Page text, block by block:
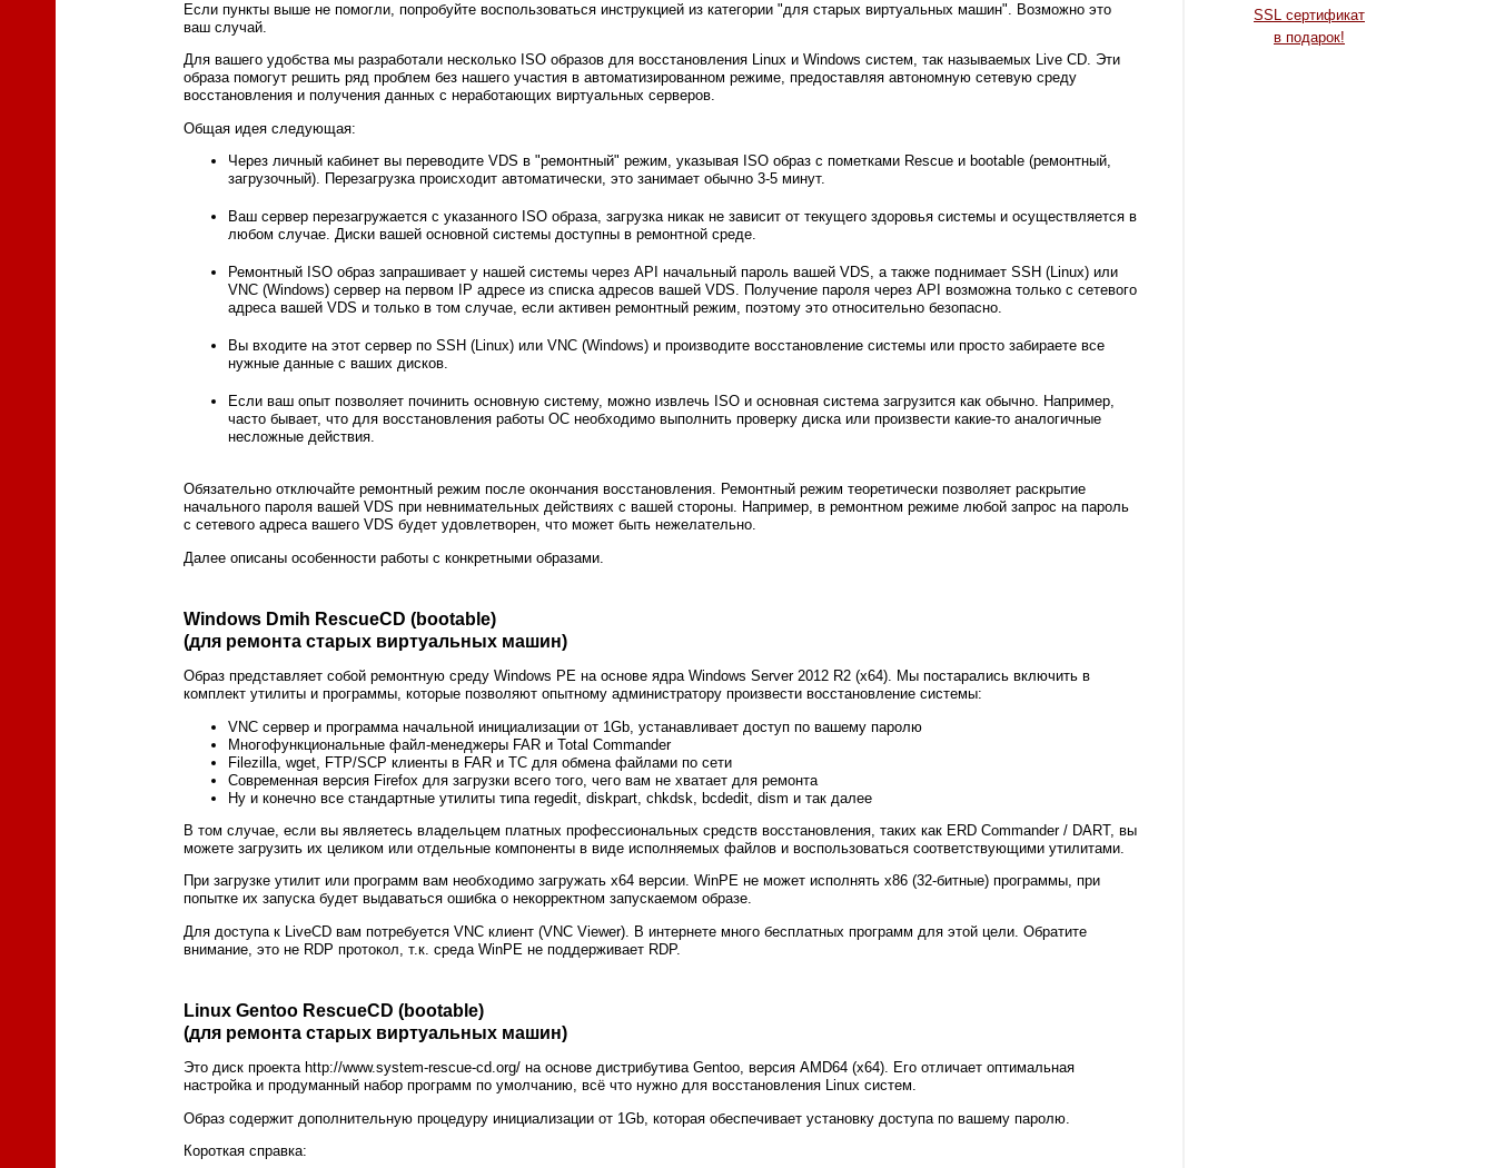
Если пункты выше не помогли, попробуйте воспользоваться инструкцией из категории "для старых виртуальных машин". Возможно это
ваш случай.
Для вашего удобства мы разработали несколько ISO образов для восстановления Linux и Windows систем, так называемых Live CD. Эти
образа помогут решить ряд проблем без нашего участия в автоматизированном режиме, предоставляя автономную сетевую среду
восстановления и получения данных с неработающих виртуальных серверов.
Общая идея следующая:
Через личный кабинет вы переводите VDS в "ремонтный" режим, указывая ISO образ с пометками Rescue и bootable (ремонтный,
загрузочный). Перезагрузка происходит автоматически, это занимает обычно 3-5 минут.
Ваш сервер перезагружается с указанного ISO образа, загрузка никак не зависит от текущего здоровья системы и осуществляется в
любом случае. Диски вашей основной системы доступны в ремонтной среде.
Ремонтный ISO образ запрашивает у нашей системы через API начальный пароль вашей VDS, а также поднимает SSH (Linux) или
VNC (Windows) сервер на первом IP адресе из списка адресов вашей VDS. Получение пароля через API возможна только с сетевого
адреса вашей VDS и только в том случае, если активен ремонтный режим, поэтому это относительно безопасно.
Вы входите на этот сервер по SSH (Linux) или VNC (Windows) и производите восстановление системы или просто забираете все
нужные данные с ваших дисков.
Если ваш опыт позволяет починить основную систему, можно извлечь ISO и основная система загрузится как обычно. Например,
часто бывает, что для восстановления работы ОС необходимо выполнить проверку диска или произвести какие-то аналогичные
несложные действия.
Обязательно отключайте ремонтный режим после окончания восстановления. Ремонтный режим теоретически позволяет раскрытие
начального пароля вашей VDS при невнимательных действиях с вашей стороны. Например, в ремонтном режиме любой запрос на пароль
с сетевого адреса вашего VDS будет удовлетворен, что может быть нежелательно.
Далее описаны особенности работы с конкретными образами.
Windows Dmih RescueCD (bootable)
(для ремонта старых виртуальных машин)
Образ представляет собой ремонтную среду Windows PE на основе ядра Windows Server 2012 R2 (x64). Мы постарались включить в
комплект утилиты и программы, которые позволяют опытному администратору произвести восстановление системы:
VNC сервер и программа начальной инициализации от 1Gb, устанавливает доступ по вашему паролю
Многофункциональные файл-менеджеры FAR и Total Commander
Filezilla, wget, FTP/SCP клиенты в FAR и TC для обмена файлами по сети
Современная версия Firefox для загрузки всего того, чего вам не хватает для ремонта
Ну и конечно все стандартные утилиты типа regedit, diskpart, chkdsk, bcdedit, dism и так далее
В том случае, если вы являетесь владельцем платных профессиональных средств восстановления, таких как ERD Commander / DART, вы
можете загрузить их целиком или отдельные компоненты в виде исполняемых файлов и воспользоваться соответствующими утилитами.
При загрузке утилит или программ вам необходимо загружать x64 версии. WinPE не может исполнять x86 (32-битные) программы, при
попытке их запуска будет выдаваться ошибка о некорректном запускаемом образе.
Для доступа к LiveCD вам потребуется VNC клиент (VNC Viewer). В интернете много бесплатных программ для этой цели. Обратите
внимание, это не RDP протокол, т.к. среда WinPE не поддерживает RDP.
Linux Gentoo RescueCD (bootable)
(для ремонта старых виртуальных машин)
Это диск проекта http://www.system-rescue-cd.org/ на основе дистрибутива Gentoo, версия AMD64 (x64). Его отличает оптимальная
настройка и продуманный набор программ по умолчанию, всё что нужно для восстановления Linux систем.
Образ содержит дополнительную процедуру инициализации от 1Gb, которая обеспечивает установку доступа по вашему паролю.
Короткая справка:
SSL сертификат
в подарок!